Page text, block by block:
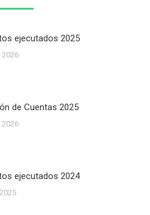
ejecutados 2025
2026
de Cuentas 2025
2026
ejecutados 2024